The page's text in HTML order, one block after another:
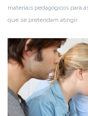
materiais pedagógicos para
que se pretendam atingir.